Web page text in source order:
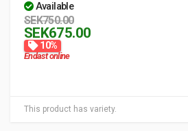
This product has variety.
Available
SEK750.00
SEK675.00
10%
Endast online